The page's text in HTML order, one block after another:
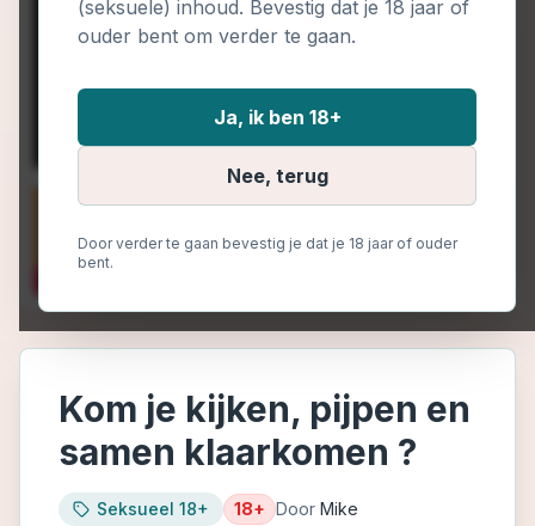
(seksuele) inhoud. Bevestig dat je 18 jaar of
ouder bent om verder te gaan.
Ja, ik ben 18+
Nee, terug
Door verder te gaan bevestig je dat je 18 jaar of ouder
bent.
Kom je kijken, pijpen en
samen klaarkomen ?
Seksueel 18+ 18+ Door Mike